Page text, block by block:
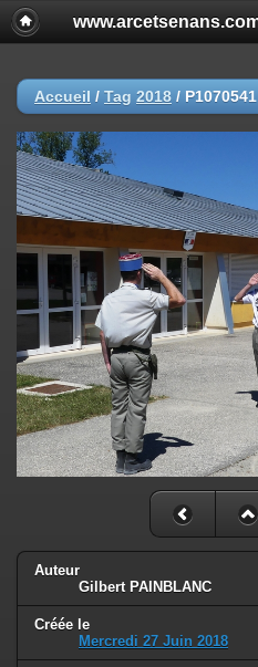
Accueil / Tag 2018 / P1070541
Auteur
Gilbert PAINBLANC
Créée le
Mercredi 27 Juin 2018